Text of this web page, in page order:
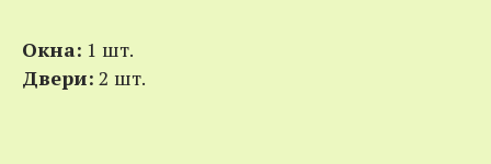
Окна: 1 шт.
Двери: 2 шт.